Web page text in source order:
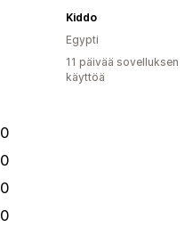
0
0
0
0
Kiddo
Egypti
11 päivää sovelluksen
käyttöä